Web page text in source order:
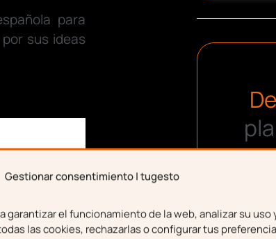
Gestionar consentimiento | tugesto
garantizar el funcionamiento de la web, analizar su
las cookies, rechazarlas o configurar tus
para
sus ideas